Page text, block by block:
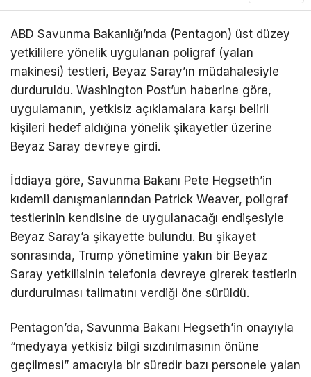
ABD Savunma Bakanlığı’nda (Pentagon) üst düzey
yetkililere yönelik uygulanan poligraf (yalan
makinesi) testleri, Beyaz Saray’ın müdahalesiyle
durduruldu. Washington Post’un haberine göre,
uygulamanın, yetkisiz açıklamalara karşı belirli
kişileri hedef aldığına yönelik şikayetler üzerine
Beyaz Saray devreye girdi.
İddiaya göre, Savunma Bakanı Pete Hegseth’in
kıdemli danışmanlarından Patrick Weaver, poligraf
testlerinin kendisine de uygulanacağı endişesiyle
Beyaz Saray’a şikayette bulundu. Bu şikayet
sonrasında, Trump yönetimine yakın bir Beyaz
Saray yetkilisinin telefonla devreye girerek testlerin
durdurulması talimatını verdiği öne sürüldü.
Pentagon’da, Savunma Bakanı Hegseth’in onayıyla
“medyaya yetkisiz bilgi sızdırılmasının önüne
geçilmesi” amacıyla bir süredir bazı personele yalan